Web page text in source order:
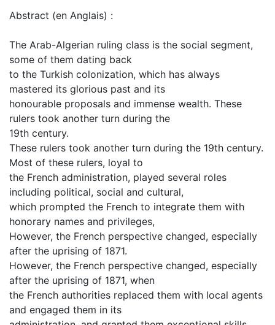
Abstract (en Anglais) :
The Arab-Algerian ruling class is the social segment,
some of them dating back
to the Turkish colonization, which has always
mastered its glorious past and its
honourable proposals and immense wealth. These
rulers took another turn during the
19th century.
These rulers took another turn during the 19th century.
Most of these rulers, loyal to
the French administration, played several roles
including political, social and cultural,
which prompted the French to integrate them with
honorary names and privileges,
However, the French perspective changed, especially
after the uprising of 1871.
However, the French perspective changed, especially
after the uprising of 1871, when
the French authorities replaced them with local agents
and engaged them in its